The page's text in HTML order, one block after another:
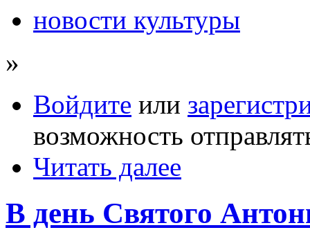
новости культуры
»
Войдите или
возможность
Читать далее
В день Святого